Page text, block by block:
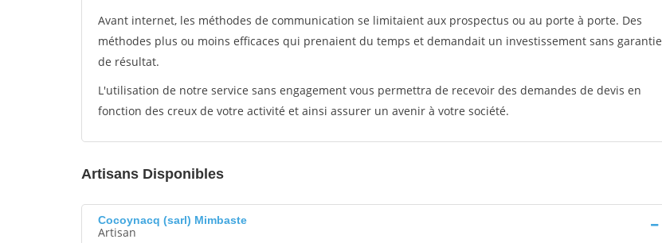
Avant internet, les méthodes de communication se limitaient aux prospectus ou au porte à porte. Des
méthodes plus ou moins efficaces qui prenaient du temps et demandait un investissement sans garantie
de résultat.
L'utilisation de notre service sans engagement vous permettra de recevoir des demandes de devis en
fonction des creux de votre activité et ainsi assurer un avenir à votre société.
Artisans Disponibles
Cocoynacq (sarl) Mimbaste
Artisan